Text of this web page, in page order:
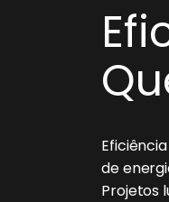
de
Projetos